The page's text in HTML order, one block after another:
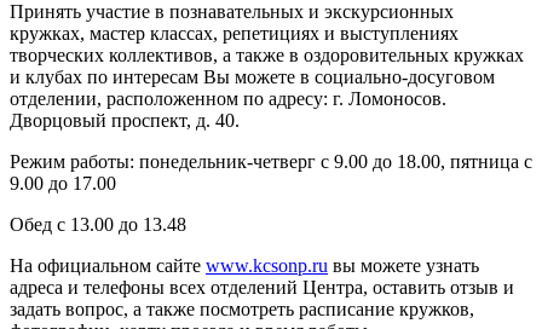
Принять участие в познавательных и экскурсионных
кружках, мастер классах, репетициях и выступлениях
творческих коллективов, а также в оздоровительных кружках
и клубах по интересам Вы можете в социально-досуговом
отделении, расположенном по адресу: г. Ломоносов.
Дворцовый проспект, д. 40.
Режим работы: понедельник-четверг с 9.00 до 18.00, пятница с
9.00 до 17.00
Обед с 13.00 до 13.48
На официальном сайте www.kcsonp.ru вы можете узнать
адреса и телефоны всех отделений Центра, оставить отзыв и
задать вопрос, а также посмотреть расписание кружков,